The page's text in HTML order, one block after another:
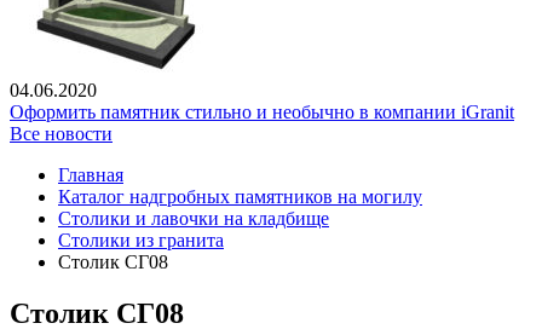
04.06.2020
Оформить памятник стильно и необычно в компании iGranit
Все новости
Главная
Каталог надгробных памятников на могилу
Столики и лавочки на кладбище
Столики из гранита
Столик СГ08
Столик СГ08